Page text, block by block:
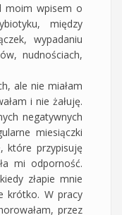
moim wpisem o
między
wypadaniu
nudnościach,
ale nie miałam
i nie żałuję.
negatywnych
miesiączki
które przypisuję
mi odporność.
złapie mnie
krótko. W pracy
przez